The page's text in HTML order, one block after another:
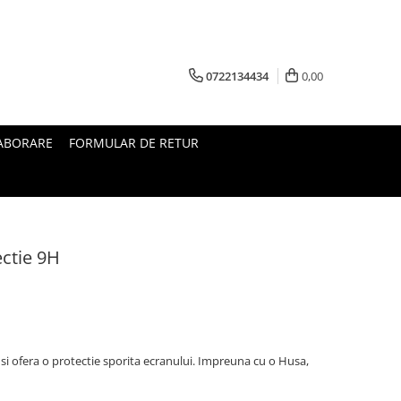
0722134434 0,00
FORMULAR DE RETUR
9H
si ofera o protectie sporita ecranului. Impreuna cu o Husa,